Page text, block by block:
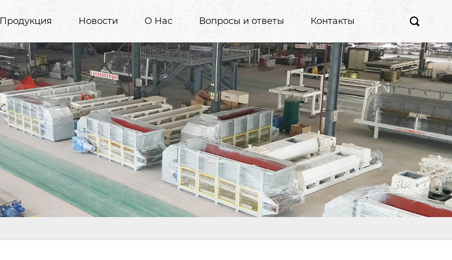
Продукция Новости О Нас Вопросы и ответы Контакты 